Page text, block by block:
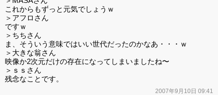
これからもずっと元気でしょうｗ
＞アフロさん
ですｗ
＞ちちさん
ま、そういう意味ではいい世代だったのかなあ・・・ｗ
＞大きな翁さん
映像か2次元だけの存在になってしまいましたね〜
＞ｓｓさん
残念なことです。
2007年9月10日 09:41